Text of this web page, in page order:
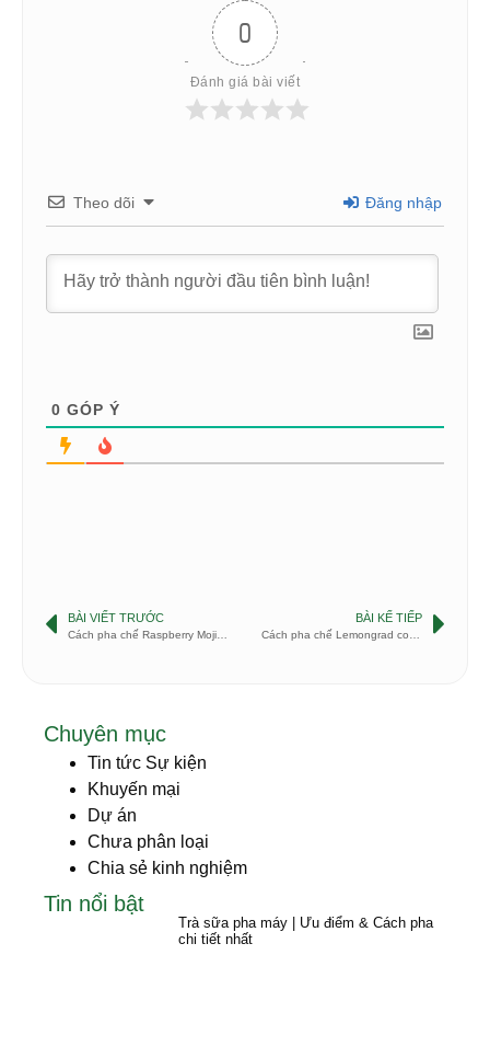
0
Đánh giá bài viết
Theo dõi Đăng nhập
0 GÓP Ý
BÀI VIẾT TRƯỚC BÀI KẾ TIẾP
Chuyên mục
Tin tức Sự kiện
Khuyến mại
Dự án
Chưa phân loại
Chia sẻ kinh nghiệm
Tin nổi bật
Trà sữa pha máy | Ưu điểm & Cách pha
chi tiết nhất